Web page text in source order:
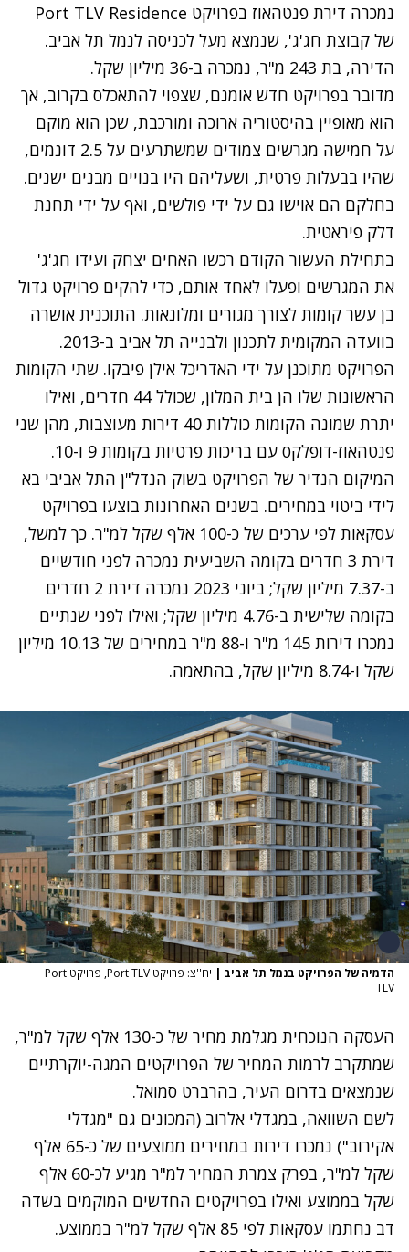
נמכרה דירת פנטהאוז בפרויקט Port TLV Residence
של קבוצת חג'ג', שנמצא מעל לכניסה לנמל תל אביב.
הדירה, בת 243 מ"ר, נמכרה ב-36 מיליון שקל.
מדובר בפרויקט חדש אומנם, שצפוי להתאכלס בקרוב, אך
הוא מאופיין בהיסטוריה ארוכה ומורכבת, שכן הוא מוקם
על חמישה מגרשים צמודים שמשתרעים על 2.5 דונמים,
שהיו בבעלות פרטית, ושעליהם היו בנויים מבנים ישנים.
בחלקם הם אוישו גם על ידי פולשים, ואף על ידי תחנת
דלק פיראטית.
בתחילת העשור הקודם רכשו האחים יצחק ועידו חג'ג'
את המגרשים ופעלו לאחד אותם, כדי להקים פרויקט גדול
בן עשר קומות לצורך מגורים ומלונאות. התוכנית אושרה
בוועדה המקומית לתכנון ולבנייה תל אביב ב-2013.
הפרויקט מתוכנן על ידי האדריכל אילן פיבקו. שתי הקומות
הראשונות שלו הן בית המלון, שכולל 44 חדרים, ואילו
יתרת שמונה הקומות כוללות 40 דירות מעוצבות, מהן שני
פנטהאוז-דופלקס עם בריכות פרטיות בקומות 9 ו-10.
המיקום הנדיר של הפרויקט בשוק הנדל"ן התל אביבי בא
לידי ביטוי במחירים. בשנים האחרונות בוצעו בפרויקט
עסקאות לפי ערכים של כ-100 אלף שקל למ"ר. כך למשל,
דירת 3 חדרים בקומה השביעית נמכרה לפני חודשיים
ב-7.37 מיליון שקל; ביוני 2023 נמכרה דירת 2 חדרים
בקומה שלישית ב-4.76 מיליון שקל; ואילו לפני שנתיים
נמכרו דירות 145 מ"ר ו-88 מ"ר במחירים של 10.13 מיליון
שקל ו-8.74 מיליון שקל, בהתאמה.
הדמיה של הפרויקט בנמל תל אביב |
יח''צ: פרויקט Port TLV, פרויקט Port
TLV
העסקה הנוכחית מגלמת מחיר של כ-130 אלף שקל למ"ר,
שמתקרב לרמות המחיר של הפרויקטים המגה-יוקרתיים
שנמצאים בדרום העיר, בהרברט סמואל.
לשם השוואה, במגדלי אלרוב (המכונים גם "מגדלי
אקירוב") נמכרו דירות במחירים ממוצעים של כ-65 אלף
שקל למ"ר, בפרק צמרת המחיר למ"ר מגיע לכ-60 אלף
שקל בממוצע ואילו בפרויקטים החדשים המוקמים בשדה
דב נחתמו עסקאות לפי 85 אלף שקל למ"ר בממוצע.